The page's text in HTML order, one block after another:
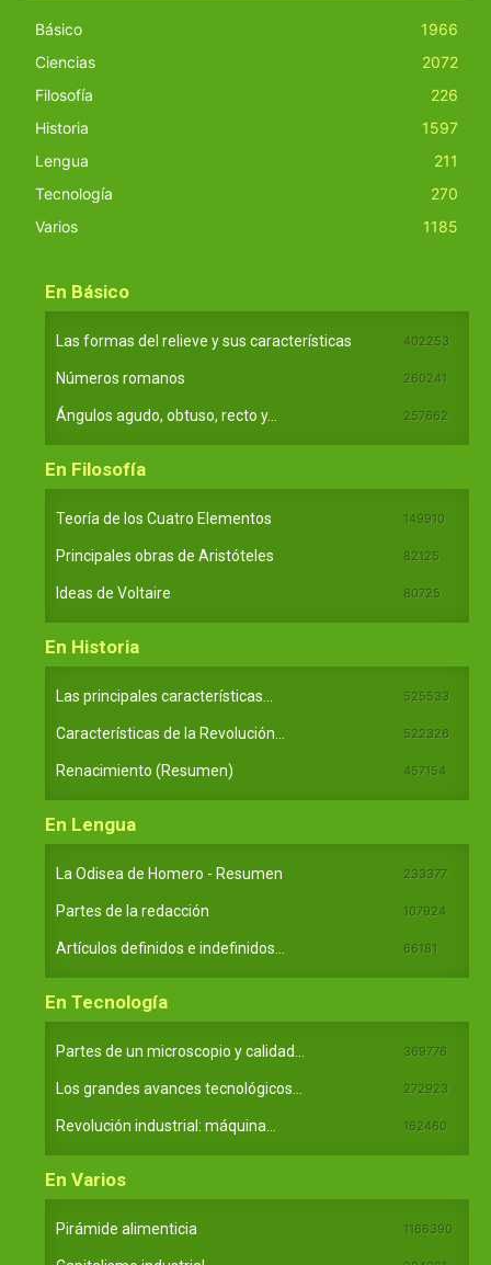
Básico
1966
Ciencias
2072
Filosofía
226
Historia
1597
Lengua
211
Tecnología
270
Varios
1185
En Básico
Las formas del relieve y sus características 402253
Números romanos 260241
Ángulos agudo, obtuso, recto y... 257662
En Filosofía
Teoría de los Cuatro Elementos 149910
Principales obras de Aristóteles 82125
Ideas de Voltaire 80725
En Historia
Las principales características... 525533
Características de la Revolución... 522326
Renacimiento (Resumen) 457154
En Lengua
La Odisea de Homero - Resumen 233377
Partes de la redacción 107924
Artículos definidos e indefinidos... 66181
En Tecnología
Partes de un microscopio y calidad... 369776
Los grandes avances tecnológicos... 272923
Revolución industrial: máquina... 162460
En Varios
Pirámide alimenticia 1166390